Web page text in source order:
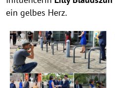
ein gelbes Herz.